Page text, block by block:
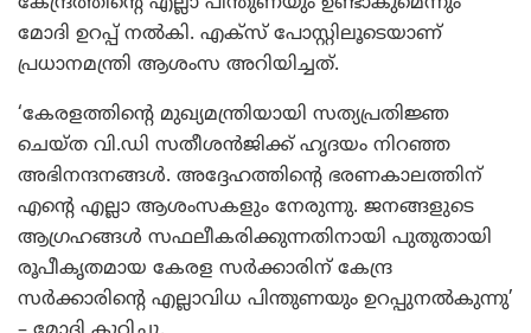
മോദി ഉറപ്പ് നല്‍കി. എക്സ് പോസ്റ്റിലൂടെയാണ്
പ്രധാനമന്ത്രി ആശംസ അറിയിച്ചത്.
‘കേരളത്തിന്റെ മുഖ്യമന്ത്രിയായി സത്യപ്രതിജ്ഞ
ചെയ്ത വി.ഡി സതീശന്‍ജിക്ക് ഹൃദയം നിറഞ്ഞ
അഭിനന്ദനങ്ങള്‍. അദ്ദേഹത്തിന്റെ ഭരണകാലത്തിന്
എന്റെ എല്ലാ ആശംസകളും നേരുന്നു. ജനങ്ങളുടെ
ആഗ്രഹങ്ങള്‍ സഫലീകരിക്കുന്നതിനായി പുതുതായി
രൂപീകൃതമായ കേരള സര്‍ക്കാരിന് കേന്ദ്ര
സര്‍ക്കാരിന്റെ എല്ലാവിധ പിന്തുണയും ഉറപ്പുനല്‍കുന്നു’